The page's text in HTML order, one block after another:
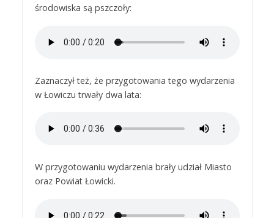
środowiska są pszczoły:
Zaznaczył też, że przygotowania tego wydarzenia
w Łowiczu trwały dwa lata:
W przygotowaniu wydarzenia brały udział Miasto
oraz Powiat Łowicki.